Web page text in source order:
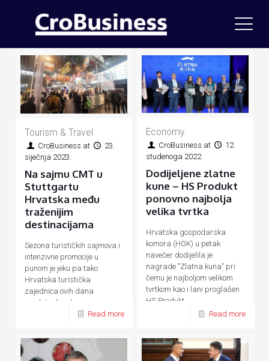
Tourism & Travel
CroBusiness at
23.
siječnja 2023.
Na sajmu CMT u
Stuttgartu
Hrvatska među
traženijim
destinacijama
Sezona turističkih sajmova i
intenzivne promocije u
punom je jeku pa tako
Hrvatska turistička
zajednica ovih dana
predstavlja ukupnu
hrvatsku turističku ponudu
Read more
Economy
CroBusiness at
12.
studenoga 2022.
Dodijeljene zlatne
kune – HS Produkt
ponovno najbolja
velika tvrtka
Hrvatska gospodarska
komora (HGK) u petak
navečer dodijelila je
nagrade "Zlatna kuna" pri
čemu je najboljom velikom
tvrtkom kao i lani proglašen
HS Produkt
Read more